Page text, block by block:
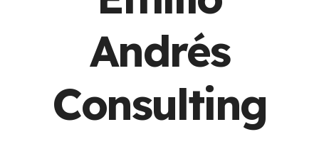
Andrés
Consulting